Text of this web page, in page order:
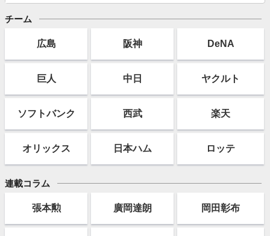
チーム
広島 阪神 DeNA
巨人 中日 ヤクルト
ソフトバンク 西武 楽天
オリックス 日本ハム ロッテ
連載コラム
張本勲 廣岡達朗 岡田彰布